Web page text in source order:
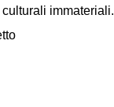
immateriali.